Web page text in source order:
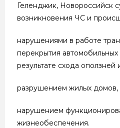
Геленджик, Новороссийск
возникновения ЧС и
нарушениями в работе
перекрытия
результате схода оползней
разрушением жилых домов,
нарушением
жизнеобеспечения.